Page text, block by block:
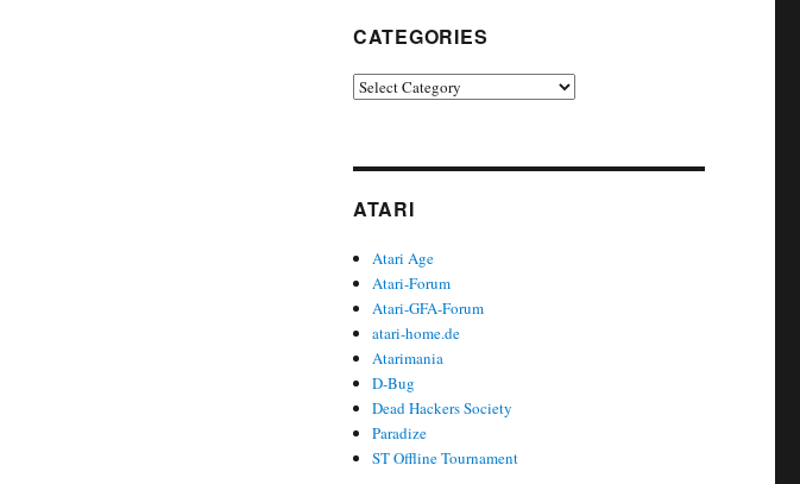
CATEGORIES
Categories
ATARI
Atari Age
Atari-Forum
Atari-GFA-Forum
atari-home.de
Atarimania
D-Bug
Dead Hackers Society
Paradize
ST Offline Tournament